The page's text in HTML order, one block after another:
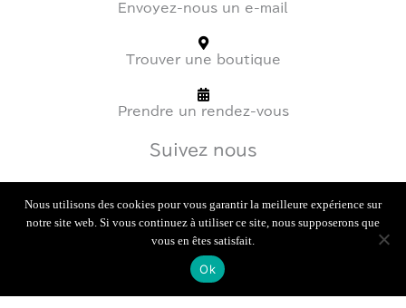
Envoyez-nous un e-mail
Trouver une boutique
Prendre un rendez-vous
Suivez nous
I
n
s
a
T
i
k
t
o
F
a
b
© Tous droits réservés àTed| ConceptionBastidehugo
Nous utilisons des cookies pour vous garantir la meilleure expérience sur
notre site web. Si vous continuez à utiliser ce site, nous supposerons que
vous en êtes satisfait.
Ok